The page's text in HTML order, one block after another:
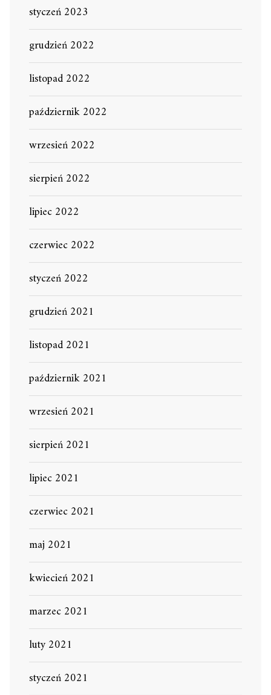
styczeń 2023
grudzień 2022
listopad 2022
październik 2022
wrzesień 2022
sierpień 2022
lipiec 2022
czerwiec 2022
styczeń 2022
grudzień 2021
listopad 2021
październik 2021
wrzesień 2021
sierpień 2021
lipiec 2021
czerwiec 2021
maj 2021
kwiecień 2021
marzec 2021
luty 2021
styczeń 2021